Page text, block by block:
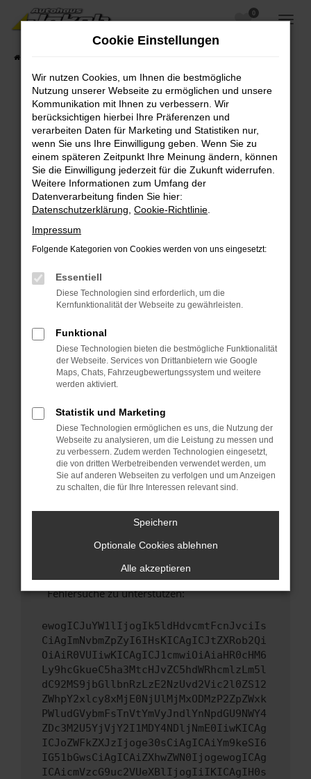
Zum
Hauptinhalt
0
Fehler: Network Error
Beim Laden ist ein Fehler aufgetreten.
Hier sind ein paar Tipps, die dir helfen können:
Überprüfe deine Firewall und deine
Internetverbindung.
Laden andere Webseiten, zum Beispiel deine
Suchmaschine?
Prüfe deine Browsererweiterungen.
Manche Erweiterungen, wie Werbeblocker,
können das Laden bestimmter Seiten
verhindern. Funktioniert die Seite in einem
Fenster?
Starte dein Gerät neu.
Das kann manchmal helfen, vorübergehende
Probleme zu beheben.
Betriebssystem auf dem neuesten Stand
sind.
Veraltete Software birgt nicht nur ein
Sicherheitsrisiko, sondern kann auch dazu
führen, dass bestimmte Funktionen nicht mehr
unterstützt werden.
Wende dich an den Webseitenbetreiber.
Wenn du alle oben genannten Schritte versucht
hast, kontaktiere uns bitte. Wir werden
versuchen, das Problem zu beheben. Du kannst
uns diesen Text schicken, um uns bei der
Fehlersuche zu unterstützen:
ewogICJuYW1lIjogIk5ldHdvcmtFcnJvciIs
CiAgImNvbmZpZyI6IHsKICAgICJtZXRob2Qi
OiAiR0VUIiwKICAgICJ1cmwiOiAiaHR0cHM6
Ly9hcGkueC5ha3MtcHJvZC5hdWRhcmlzLm5l
dC92MS9jbGllbnRzLzE2NzUvd2Vic2l0ZS12
ZWhpY2xlcy8xMjE0NjUlMjMxODMzP2ZpZWxk
PWludGVybmFsTnVtYmVyJndlYnNpdGU9NWY4
ZDc3M2U5YjVjY2I1MDY4NDljNmE0IiwKICAg
ICJoZWFkZXJzIjoge30sCiAgICAiYm9keSI6
IG51bGwsCiAgICAiZXhwZWN0IjogewogICAg
ICAicmVzcG9uc2VUeXBlIjogIiIKICAgIH0s
Cookie Einstellungen
Wir nutzen Cookies, um Ihnen die bestmögliche
Nutzung unserer Webseite zu ermöglichen und unsere
Kommunikation mit Ihnen zu verbessern. Wir
berücksichtigen hierbei Ihre Präferenzen und
verarbeiten Daten für Marketing und Statistiken nur,
wenn Sie uns Ihre Einwilligung geben. Wenn Sie zu
einem späteren Zeitpunkt Ihre Meinung ändern, können
Sie die Einwilligung jederzeit für die Zukunft widerrufen.
Weitere Informationen zum Umfang der
Datenverarbeitung finden Sie hier:
Datenschutzerklärung Cookie-Richtlinie
Impressum
Folgende Kategorien von Cookies werden von uns eingesetzt:
Essentiell
Diese Technologien sind erforderlich, um die
Kernfunktionalität der Webseite zu gewährleisten.
Funktional
Diese Technologien bieten die bestmögliche Funktionalität
der Webseite. Services von Drittanbietern wie Google
Maps, Chats, Fahrzeugbewertungssystem und weitere
werden aktiviert.
Statistik und Marketing
Diese Technologien ermöglichen es uns, die Nutzung der
Webseite zu analysieren, um die Leistung zu messen und
zu verbessern. Zudem werden Technologien eingesetzt,
die von dritten Werbetreibenden verwendet werden, um
Sie auf anderen Webseiten zu verfolgen und um Anzeigen
zu schalten, die für Ihre Interessen relevant sind.
Speichern
Optionale Cookies ablehnen
Alle akzeptieren